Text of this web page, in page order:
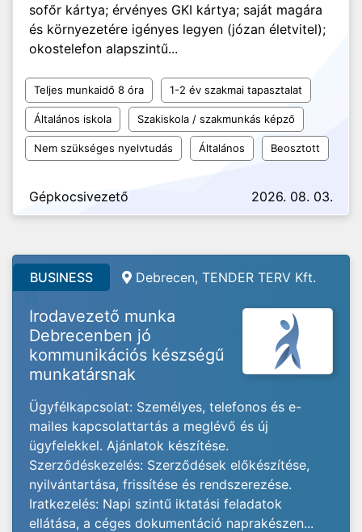
sofőr kártya; érvényes GKI kártya; saját magára
és környezetére igényes legyen (józan életvitel);
okostelefon alapszintű...
Teljes munkaidő 8 óra 1-2 év szakmai tapasztalat
Általános iskola Szakiskola / szakmunkás képző
Nem szükséges nyelvtudás Általános Beosztott
Gépkocsivezető 2026. 08. 03.
BUSINESS Debrecen, TENDER TERV Kft.
Irodavezető munka
Debrecenben jó
kommunikációs készségű
munkatársnak
Ügyfélkapcsolat: Személyes, telefonos és e-
mailes kapcsolattartás a meglévő és új
ügyfelekkel. Ajánlatok készítése.
Szerződéskezelés: Szerződések előkészítése,
nyilvántartása, frissítése és rendszerezése.
Iratkezelés: Napi szintű iktatási feladatok
ellátása, a céges dokumentáció naprakészen...